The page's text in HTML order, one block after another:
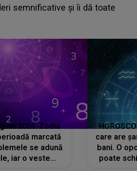
NEAȘTEPTATĂ despre mama
față, eu nu te iubesc pentru
2026. Zodia
marcată
se adună
iar o veste
care are
bani. O
poate